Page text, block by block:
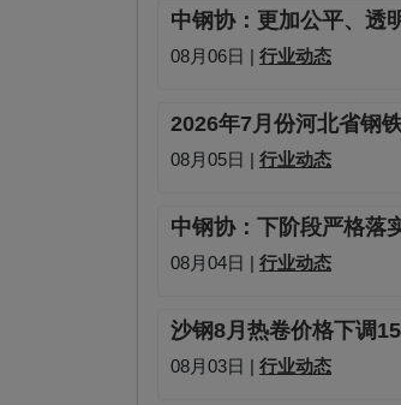
中钢协：更加公平、透
08月06日 | 行业动态
2026年7月份河北省钢
08月05日 | 行业动态
中钢协：下阶段严格落
08月04日 | 行业动态
沙钢8月热卷价格下调
08月03日 | 行业动态